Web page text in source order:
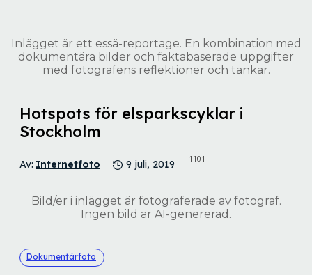
Inlägget är ett essä-reportage. En kombination med
dokumentära bilder och faktabaserade uppgifter
med fotografens reflektioner och tankar.
Hotspots för elsparkscyklar i
Stockholm
Av: Internetfoto 9 juli, 2019 1101
Bild/er i inlägget är fotograferade av fotograf.
Ingen bild är AI-genererad.
Dokumentärfoto